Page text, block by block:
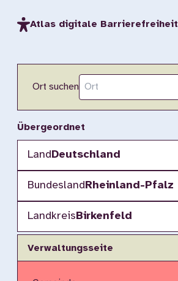
Atlas digitale Barrierefreiheit
Ort suchen
Übergeordnet
LandDeutschland
BundeslandRheinland-Pfalz
LandkreisBirkenfeld
Verwaltungsseite